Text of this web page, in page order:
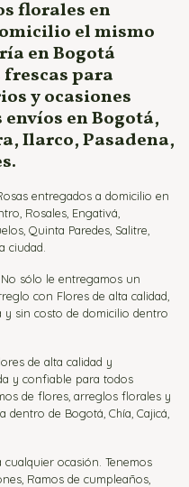
florales en
el mismo
en Bogotá
para
y ocasiones
en Bogotá,
Ilarco, Pasadena,
entregados a domicilio en
Rosales, Engativá,
Quinta Paredes, Salitre,
ciudad.
sólo le entregamos un
con Flores de alta calidad,
y sin costo de domicilio dentro
de alta calidad y
y confiable para todos
de flores, arreglos florales y
de Bogotá, Chía, Cajicá,
ocasión. Tenemos
Ramos de cumpleaños,